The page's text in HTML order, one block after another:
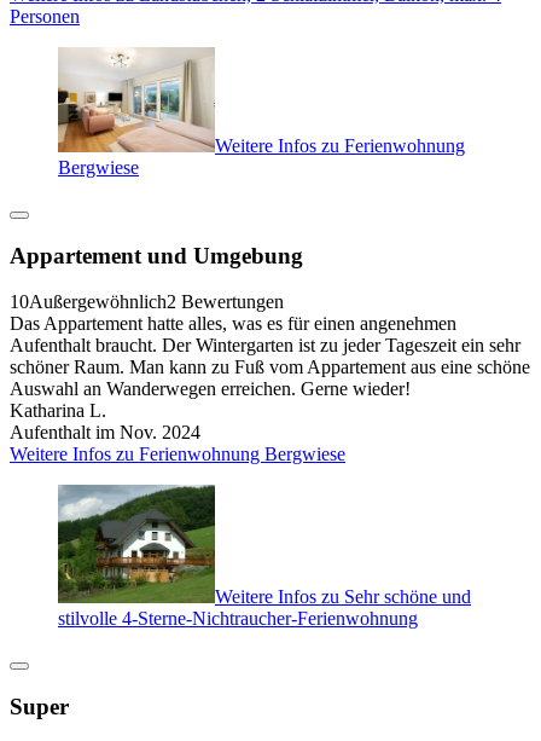
Personen
Weitere Infos zu Ferienwohnung
Bergwiese
Appartement und Umgebung
10Außergewöhnlich2 Bewertungen
Das Appartement hatte alles, was es für einen angenehmen
Aufenthalt braucht. Der Wintergarten ist zu jeder Tageszeit ein sehr
schöner Raum. Man kann zu Fuß vom Appartement aus eine schöne
Auswahl an Wanderwegen erreichen. Gerne wieder!
Katharina L.
Aufenthalt im Nov. 2024
Weitere Infos zu Ferienwohnung Bergwiese
Weitere Infos zu Sehr schöne und
stilvolle 4-Sterne-Nichtraucher-Ferienwohnung
Super